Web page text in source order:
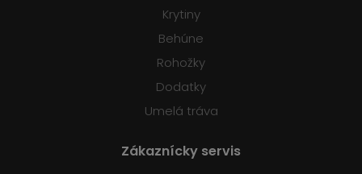
Krytiny
Behúne
Rohožky
Dodatky
Umelá tráva
Zákaznícky servis